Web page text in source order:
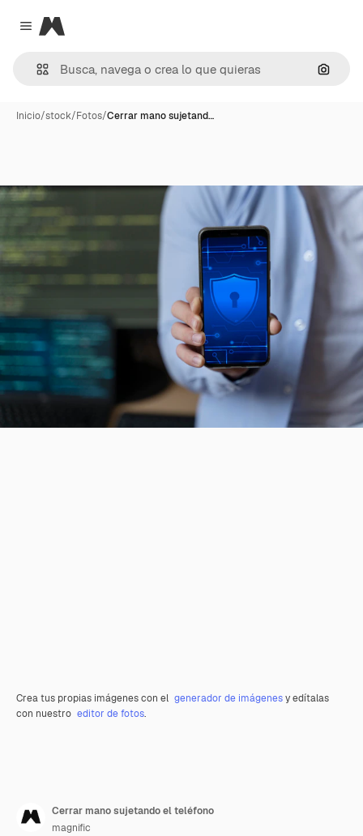
Close menu
Magnific
Inicio/stock/Fotos/Cerrar mano sujetand…
Crea tus propias imágenes con el generador de imágenesy edítalas
con nuestro editor de fotos.
Cerrar mano sujetando el teléfono
magnific